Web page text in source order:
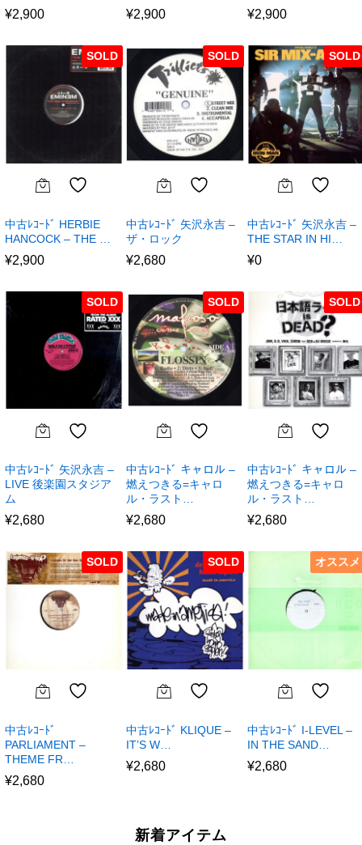
¥2,900 ¥2,900 ¥2,900
SOLD
中古ﾚｺｰﾄﾞ HERBIE
HANCOCK – THE …
¥2,900
SOLD
中古ﾚｺｰﾄﾞ 矢沢永吉 –
ザ・ロック
¥2,680
SOLD
中古ﾚｺｰﾄﾞ 矢沢永吉 –
THE STAR IN HI…
¥0
SOLD
中古ﾚｺｰﾄﾞ 矢沢永吉 –
LIVE 後楽園スタジア
ム
¥2,680
SOLD
中古ﾚｺｰﾄﾞ キャロル –
燃えつきる=キャロ
ル・ラスト…
¥2,680
SOLD
中古ﾚｺｰﾄﾞ キャロル –
燃えつきる=キャロ
ル・ラスト…
¥2,680
SOLD
中古ﾚｺｰﾄﾞ
PARLIAMENT –
THEME FR…
¥2,680
SOLD
中古ﾚｺｰﾄﾞ KLIQUE –
IT’S W…
¥2,680
オススメ
中古ﾚｺｰﾄﾞ I-LEVEL –
IN THE SAND…
¥2,680
新着アイテム